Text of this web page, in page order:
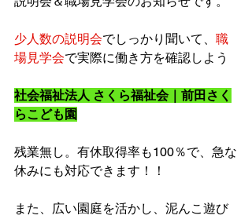
少人数の説明会でしっかり聞いて、 職
場見学会で実際に働き方を確認しよう
社会福祉法人 さくら福祉会｜前田さく
らこども園
残業無し。有休取得率も100％で、急な
休みにも対応できます！！
また、広い園庭を活かし、泥んこ遊び